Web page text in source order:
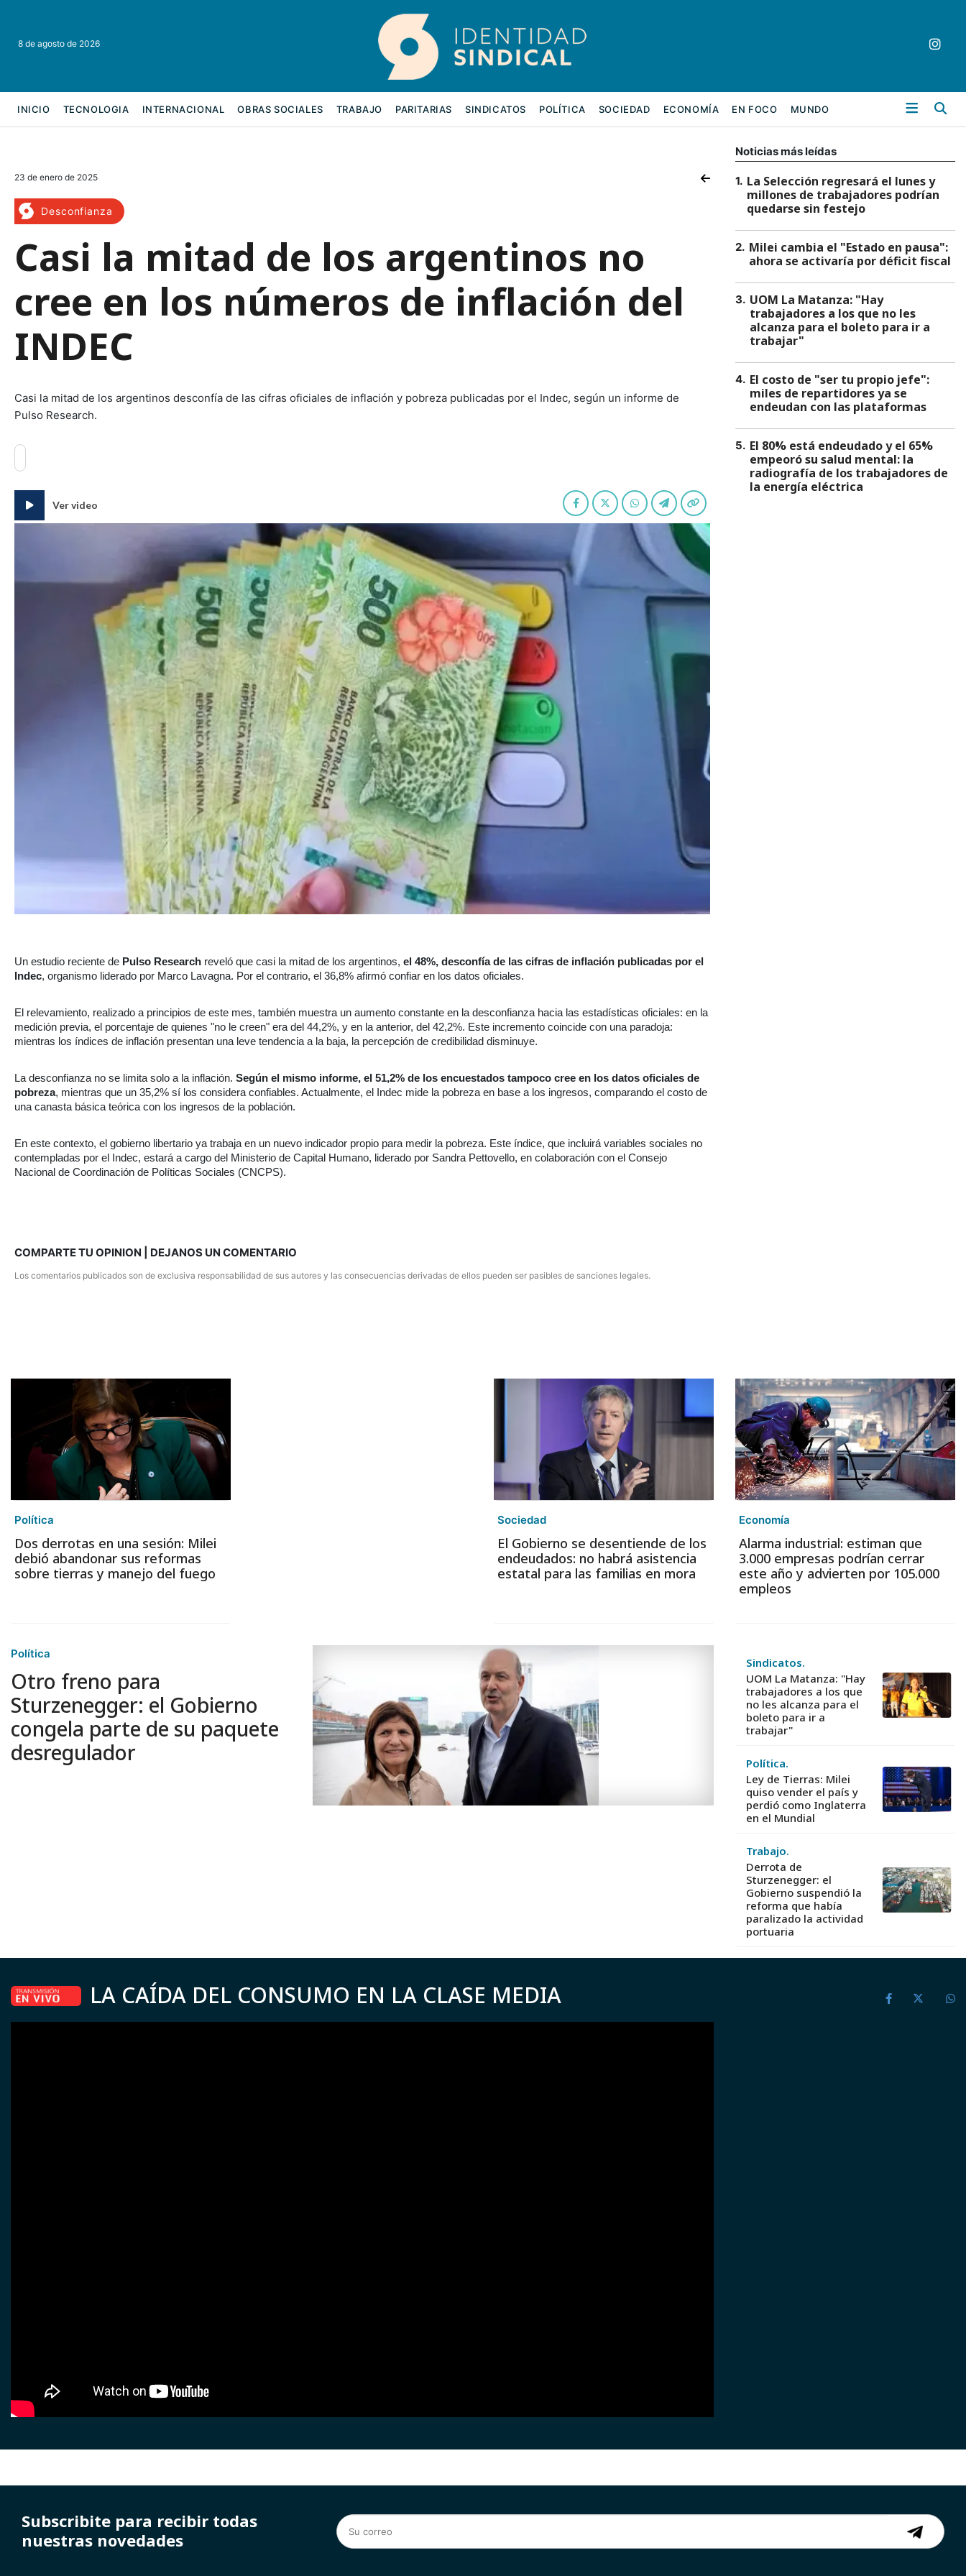
8 de agosto de 2026
INICIO TECNOLOGIA INTERNACIONAL OBRAS SOCIALES TRABAJO PARITARIAS SINDICATOS POLÍTICA SOCIEDAD ECONOMÍA EN FOCO MUNDO
23 de enero de 2025
Desconfianza
Casi la mitad de los argentinos no
cree en los números de inflación del
INDEC
Casi la mitad de los argentinos desconfía de las cifras oficiales de inflación y pobreza publicadas por el Indec, según un informe de
Pulso Research.
Ver video
Un estudio reciente de Pulso Research reveló que casi la mitad de los argentinos, el 48%, desconfía de las cifras de inflación publicadas por el
Indec, organismo liderado por Marco Lavagna. Por el contrario, el 36,8% afirmó confiar en los datos oficiales.
El relevamiento, realizado a principios de este mes, también muestra un aumento constante en la desconfianza hacia las estadísticas oficiales: en la
medición previa, el porcentaje de quienes "no le creen" era del 44,2%, y en la anterior, del 42,2%. Este incremento coincide con una paradoja:
mientras los índices de inflación presentan una leve tendencia a la baja, la percepción de credibilidad disminuye.
La desconfianza no se limita solo a la inflación. Según el mismo informe, el 51,2% de los encuestados tampoco cree en los datos oficiales de
pobreza, mientras que un 35,2% sí los considera confiables. Actualmente, el Indec mide la pobreza en base a los ingresos, comparando el costo de
una canasta básica teórica con los ingresos de la población.
En este contexto, el gobierno libertario ya trabaja en un nuevo indicador propio para medir la pobreza. Este índice, que incluirá variables sociales no
contempladas por el Indec, estará a cargo del Ministerio de Capital Humano, liderado por Sandra Pettovello, en colaboración con el Consejo
Nacional de Coordinación de Políticas Sociales (CNCPS).
COMPARTE TU OPINION | DEJANOS UN COMENTARIO
Los comentarios publicados son de exclusiva responsabilidad de sus autores y las consecuencias derivadas de ellos pueden ser pasibles de sanciones legales.
Noticias más leídas
1. La Selección regresará el lunes y
millones de trabajadores podrían
quedarse sin festejo
2. Milei cambia el "Estado en pausa":
ahora se activaría por déficit fiscal
3. UOM La Matanza: "Hay
trabajadores a los que no les
alcanza para el boleto para ir a
trabajar"
4. El costo de "ser tu propio jefe":
miles de repartidores ya se
endeudan con las plataformas
5. El 80% está endeudado y el 65%
empeoró su salud mental: la
radiografía de los trabajadores de
la energía eléctrica
Política
Dos derrotas en una sesión: Milei
debió abandonar sus reformas
sobre tierras y manejo del fuego
Sociedad
El Gobierno se desentiende de los
endeudados: no habrá asistencia
estatal para las familias en mora
Economía
Alarma industrial: estiman que
3.000 empresas podrían cerrar
este año y advierten por 105.000
empleos
Política
Otro freno para
Sturzenegger: el Gobierno
congela parte de su paquete
desregulador
Sindicatos.
UOM La Matanza: "Hay
trabajadores a los que
no les alcanza para el
boleto para ir a
trabajar"
Política.
Ley de Tierras: Milei
quiso vender el país y
perdió como Inglaterra
en el Mundial
Trabajo.
Derrota de
Sturzenegger: el
Gobierno suspendió la
reforma que había
paralizado la actividad
portuaria
LA CAÍDA DEL CONSUMO EN LA CLASE MEDIA
Subscribite para recibir todas
nuestras novedades